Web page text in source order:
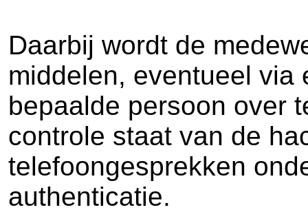
Daarbij wordt de
middelen, eventueel via
bepaalde persoon over
controle staat van de
telefoongesprekken
authenticatie.